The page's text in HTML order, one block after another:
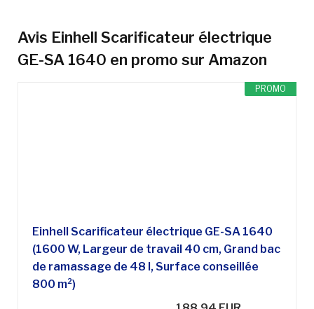
Avis Einhell Scarificateur électrique
GE-SA 1640 en promo sur Amazon
PROMO
Einhell Scarificateur électrique GE-SA 1640
(1600 W, Largeur de travail 40 cm, Grand bac
de ramassage de 48 l, Surface conseillée
800 m²)